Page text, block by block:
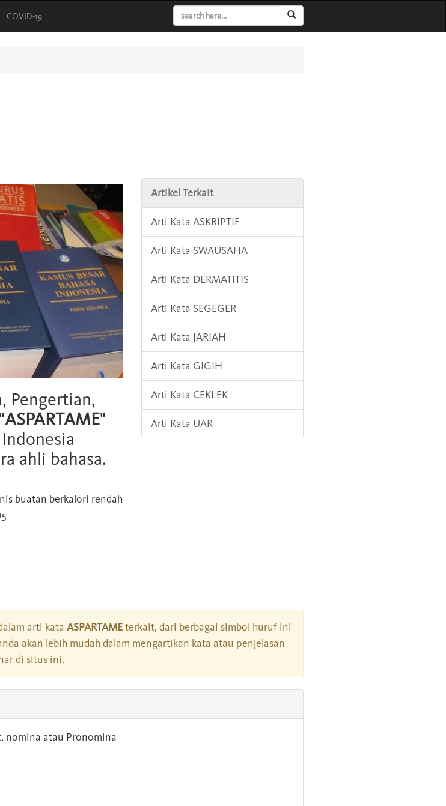
COVID-19
Pengertian,
ASPARTAME"
ahli bahasa.
buatan berkalori rendah
Artikel Terkait
Arti Kata ASKRIPTIF
Arti Kata SWAUSAHA
Arti Kata DERMATITIS
Arti Kata SEGEGER
Arti Kata JARIAH
Arti Kata GIGIH
Arti Kata CEKLEK
Arti Kata UAR
arti kata ASPARTAMEterkait, dari berbagai simbol huruf ini
akan lebih mudah dalam mengartikan kata atau penjelasan
di situs ini.
nomina atau Pronomina